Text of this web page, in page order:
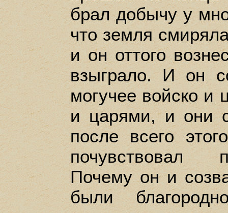
брал добычу у
что земля
и он оттого
взыграло. И он
могучее войско и
и царями, и они
после всего
почувствовал
Почему он и
были